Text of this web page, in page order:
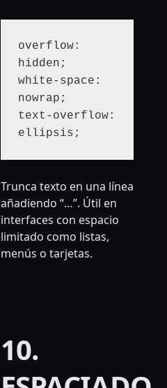
overflow:
hidden;
white-space:
nowrap;
text-overflow:
ellipsis;
Trunca texto en una línea
añadiendo “…”. Útil en
interfaces con espacio
limitado como listas,
menús o tarjetas.
10.